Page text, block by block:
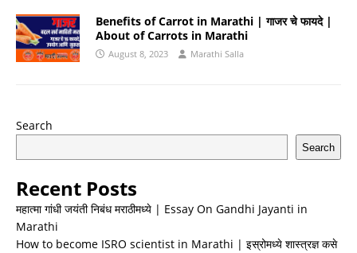
Benefits of Carrot in Marathi | गाजर चे फायदे |
About of Carrots in Marathi
August 8, 2023 Marathi Salla
Search
Search
Recent Posts
महात्मा गांधी जयंती निबंध मराठीमध्ये | Essay On Gandhi Jayanti in
Marathi
How to become ISRO scientist in Marathi | इस्रोमध्ये शास्त्रज्ञ कसे